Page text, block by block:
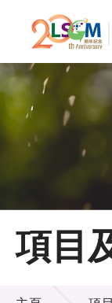
跳到
主頁
關於LSCM
技術商品
項目
項目及資助計劃